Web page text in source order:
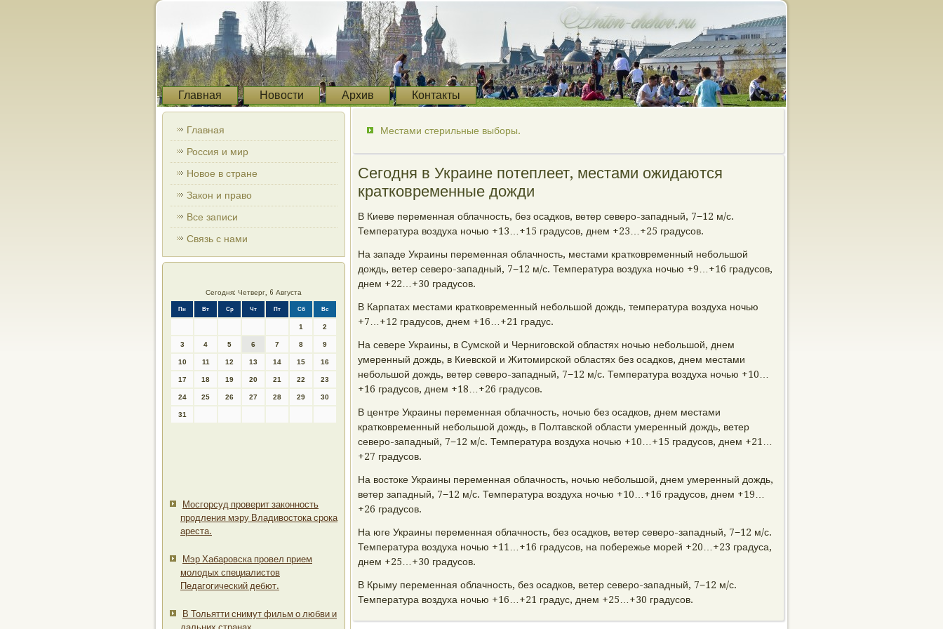
Главная Новости Архив Контакты
Главная
Россия и мир
Новое в стране
Закон и право
Все записи
Связь с нами
Сегодня: Четверг, 6 Августа
Пн Вт Ср Чт Пт Сб Вс
1 2
3 4 5 6 7 8 9
10 11 12 13 14 15 16
17 18 19 20 21 22 23
24 25 26 27 28 29 30
31
Мосгорсуд проверит законность
продления мэру Владивостока срока
ареста.
Мэр Хабаровска провел прием
молодых специалистов
Педагогический дебют.
В Тольятти снимут фильм о любви и
Местами стерильные выборы.
Сегодня в Украине потеплеет, местами ожидаются
кратковременные дожди
В Киеве переменная облачность, без осадков, ветер северо-западный, 7−12 м/с.
Температура воздуха ночью +13…+15 градусов, днем +23…+25 градусов.
На западе Украины переменная облачность, местами кратковременный небольшой
дождь, ветер северо-западный, 7−12 м/с. Температура воздуха ночью +9…+16 градусов,
днем +22…+30 градусов.
В Карпатах местами кратковременный небольшой дождь, температура воздуха ночью
+7…+12 градусов, днем +16…+21 градус.
На севере Украины, в Сумской и Черниговской областях ночью небольшой, днем
умеренный дождь, в Киевской и Житомирской областях без осадков, днем местами
небольшой дождь, ветер северо-западный, 7−12 м/с. Температура воздуха ночью +10…
+16 градусов, днем +18…+26 градусов.
В центре Украины переменная облачность, ночью без осадков, днем местами
кратковременный небольшой дождь, в Полтавской области умеренный дождь, ветер
северо-западный, 7−12 м/с. Температура воздуха ночью +10…+15 градусов, днем +21…
+27 градусов.
На востоке Украины переменная облачность, ночью небольшой, днем умеренный дождь,
ветер западный, 7−12 м/с. Температура воздуха ночью +10…+16 градусов, днем +19…
+26 градусов.
На юге Украины переменная облачность, без осадков, ветер северо-западный, 7−12 м/с.
Температура воздуха ночью +11…+16 градусов, на побережье морей +20…+23 градуса,
днем +25…+30 градусов.
В Крыму переменная облачность, без осадков, ветер северо-западный, 7−12 м/с.
Температура воздуха ночью +16…+21 градус, днем +25…+30 градусов.